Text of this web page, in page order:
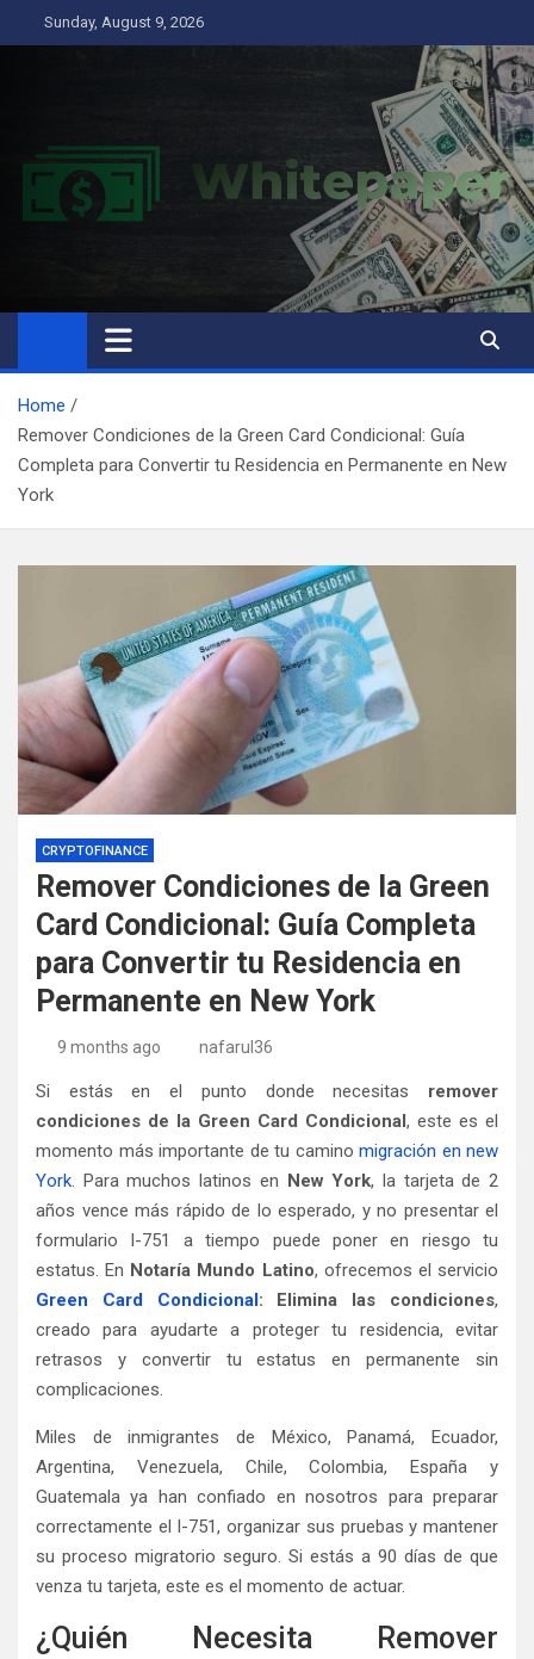
to
Sunday, August 9, 2026
Home
Remover Condiciones de la Green Card Condicional: Guía
Completa para Convertir tu Residencia en Permanente en New
York
CRYPTOFINANCE
Remover Condiciones de la Green
Card Condicional: Guía Completa
para Convertir tu Residencia en
Permanente en New York
9 months ago nafarul36
Si estás en el punto donde necesitas remover
condiciones de la Green Card Condicional, este es el
momento más importante de tu camino migración en new
York. Para muchos latinos en New York, la tarjeta de 2
años vence más rápido de lo esperado, y no presentar el
formulario I-751 a tiempo puede poner en riesgo tu
estatus. En Notaría Mundo Latino, ofrecemos el servicio
Green Card Condicional: Elimina las condiciones,
creado para ayudarte a proteger tu residencia, evitar
retrasos y convertir tu estatus en permanente sin
complicaciones.
Miles de inmigrantes de México, Panamá, Ecuador,
Argentina, Venezuela, Chile, Colombia, España y
Guatemala ya han confiado en nosotros para preparar
correctamente el I-751, organizar sus pruebas y mantener
su proceso migratorio seguro. Si estás a 90 días de que
venza tu tarjeta, este es el momento de actuar.
¿Quién Necesita Remover